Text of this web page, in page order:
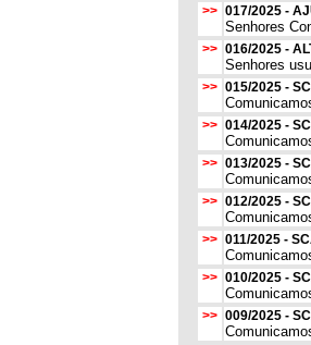
>> 017/2025 -
Senhores
>> 016/2025 -
Senhores
>> 015/2025 -
>> 014/2025 -
>> 013/2025 -
>> 012/2025 -
>> 011/2025 -
>> 010/2025 -
>> 009/2025 -